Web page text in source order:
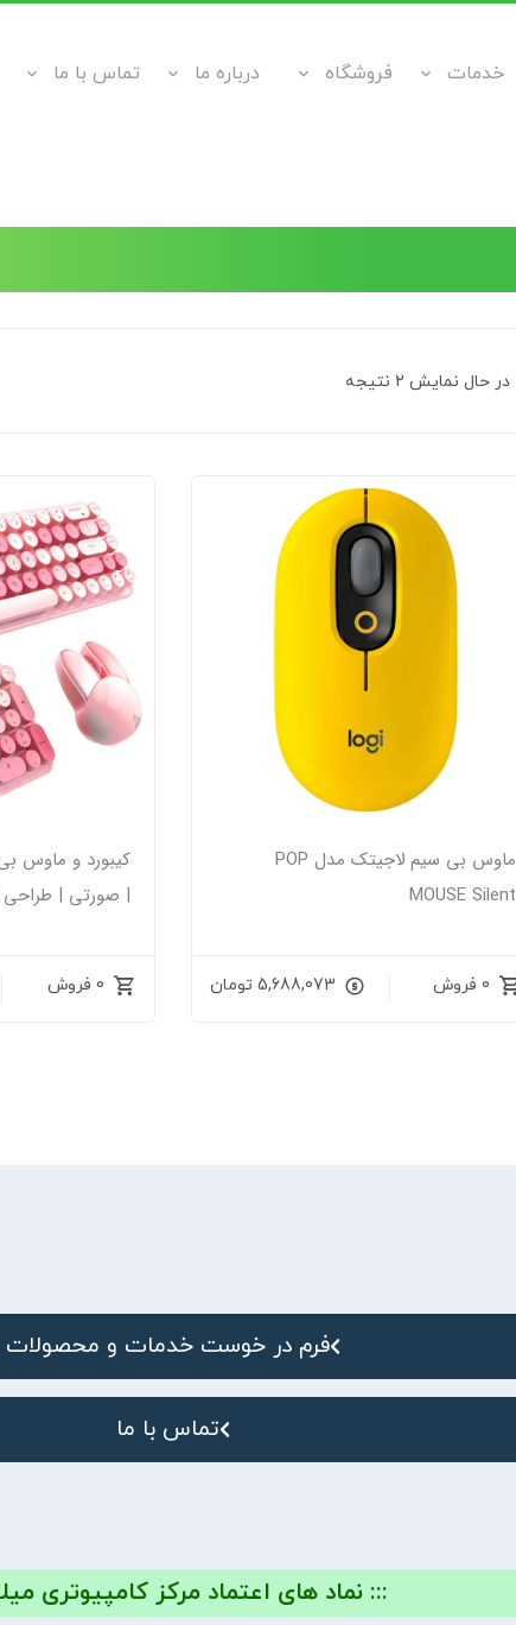
خدمات فروشگاه درباره ما تماس با ما
در حال نمایش 2 نتیجه
ماوس بی سیم لاجیتک مدل POP
MOUSE Silent
0 فروش 5,688,073 تومان
| صورتی | طراحی
0 فروش
فرم در خوست خدمات و محصولات
تماس با ما
::: نماد های اعتماد مرکز کامپیوتری